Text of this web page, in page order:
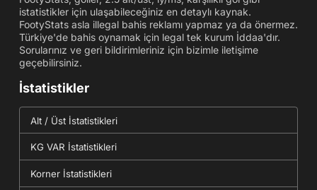
istatistikler için ulaşabileceğiniz en detaylı kaynak.
FootyStats asla illegal bahis reklamı yapmaz ya da önermez.
Türkiye'de bahis oynamak için legal tek kurum İddaa'dır.
Sorularınız ve geri bildirimleriniz için bizimle iletişime
geçebilirsiniz.
İstatistikler
Alt / Üst İstatistikleri
KG VAR İstatistikleri
Korner İstatistikleri